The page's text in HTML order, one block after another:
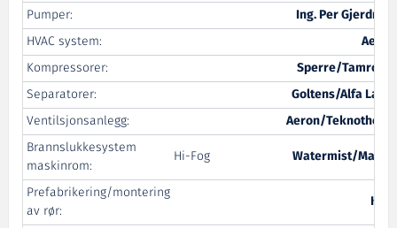
Pumper:
Ing. Per Gjerdrum
HVAC system:
Aeron
Kompressorer:
Sperre/Tamrotor
Separatorer:
Goltens/Alfa Laval
Ventilsjonsanlegg:
Aeron/Teknotherm
Brannslukkesystem
maskinrom:
Hi-Fog
Watermist/Mariof
Prefabrikering/montering
av rør:
KMC